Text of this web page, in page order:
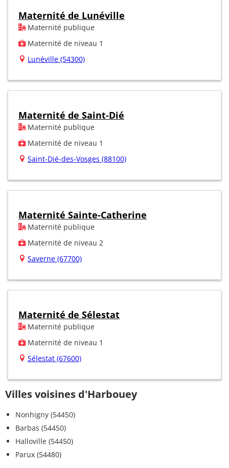
Maternité de Lunéville
Maternité publique
Maternité de niveau 1
Lunéville (54300)
Maternité de Saint-Dié
Maternité publique
Maternité de niveau 1
Saint-Dié-des-Vosges (88100)
Maternité Sainte-Catherine
Maternité publique
Maternité de niveau 2
Saverne (67700)
Maternité de Sélestat
Maternité publique
Maternité de niveau 1
Sélestat (67600)
Villes voisines d'Harbouey
Nonhigny (54450)
Barbas (54450)
Halloville (54450)
Parux (54480)